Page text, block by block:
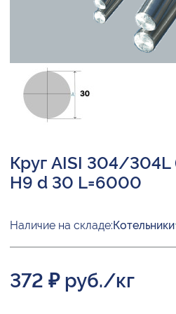
Круг AISI 304/304L
H9 d 30 L=6000
Наличие на складе:Котельники
372 ₽ руб./кг